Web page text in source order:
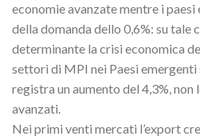
economie avanzate mentre i paesi
della domanda dello 0,6%: su tale
determinante la crisi economica
settori di MPI nei Paesi emergenti
registra un aumento del 4,3%, non
avanzati.
Nei primi venti mercati l’export